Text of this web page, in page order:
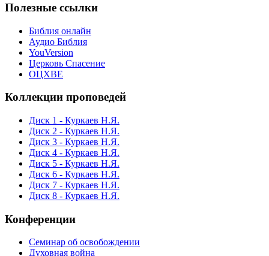
Полезные ссылки
Библия онлайн
Аудио Библия
YouVersion
Церковь Спасение
ОЦХВЕ
Коллекции проповедей
Диск 1 - Куркаев Н.Я.
Диск 2 - Куркаев Н.Я.
Диск 3 - Куркаев Н.Я.
Диск 4 - Куркаев Н.Я.
Диск 5 - Куркаев Н.Я.
Диск 6 - Куркаев Н.Я.
Диск 7 - Куркаев Н.Я.
Диск 8 - Куркаев Н.Я.
Конференции
Семинар об освобождении
Духовная война